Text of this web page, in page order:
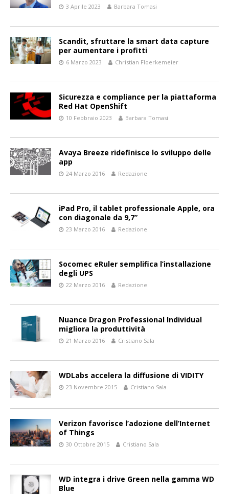
3 Aprile 2023 Barbara Tomasi
Scandit, sfruttare la smart data capture
per aumentare i profitti
6 Marzo 2023 Christian Floerkemeier
Sicurezza e compliance per la piattaforma
Red Hat OpenShift
10 Febbraio 2023 Barbara Tomasi
Avaya Breeze ridefinisce lo sviluppo delle
app
24 Marzo 2016 Redazione
iPad Pro, il tablet professionale Apple, ora
con diagonale da 9,7”
23 Marzo 2016 Redazione
Socomec eRuler semplifica l’installazione
degli UPS
22 Marzo 2016 Redazione
Nuance Dragon Professional Individual
migliora la produttività
21 Marzo 2016 Cristiano Sala
WDLabs accelera la diffusione di VIDITY
23 Novembre 2015 Cristiano Sala
Verizon favorisce l’adozione dell’Internet
of Things
30 Ottobre 2015 Cristiano Sala
WD integra i drive Green nella gamma WD
Blue